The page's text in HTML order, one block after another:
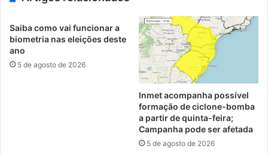
Saiba como vai funcionar a
biometria nas eleições deste
ano
5 de agosto de 2026
Inmet acompanha possível
formação de ciclone-bomba
a partir de quinta-feira;
Campanha pode ser afetada
5 de agosto de 2026